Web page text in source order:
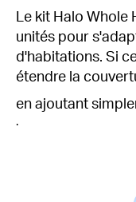
Le kit Halo Whole
unités pour
d'habitations. Si
étendre la
en ajoutant
.